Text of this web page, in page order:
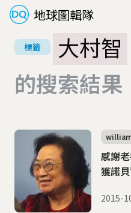
地球圖輯隊
標籤
大村智
的搜索結果
感謝老祖宗
獲諾
2015-